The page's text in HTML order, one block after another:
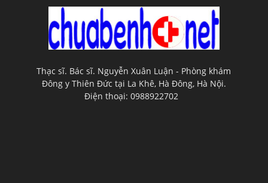
Thạc sĩ. Bác sĩ. Nguyễn Xuân Luận - Phòng khám
Đông y Thiên Đức tại La Khê, Hà Đông, Hà Nội.
Điện thoại: 0988922702